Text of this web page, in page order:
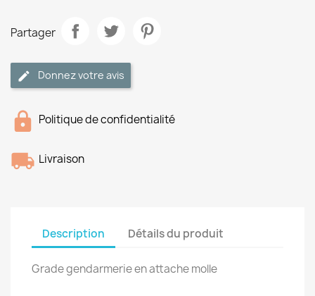
Partager
Donnez votre avis
Politique de confidentialité
Livraison
Description Détails du produit
Grade gendarmerie en attache molle